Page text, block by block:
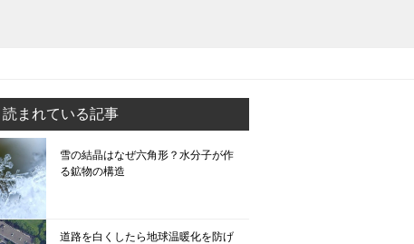
読まれている記事
雪の結晶はなぜ六角形？水分子が作
る鉱物の構造
道路を白くしたら地球温暖化を防げ